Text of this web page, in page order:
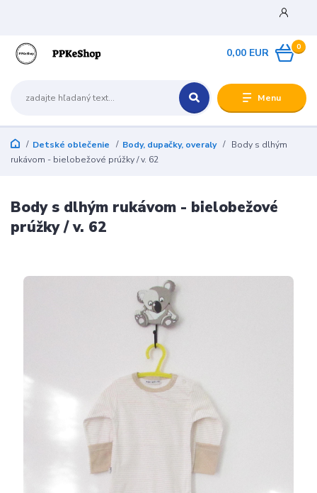
Menu
0
0,00 EUR
Detské oblečenie Body, dupačky, overaly
Body s dlhým
rukávom - bielobežové prúžky / v. 62
Body s dlhým rukávom - bielobežové
prúžky / v. 62